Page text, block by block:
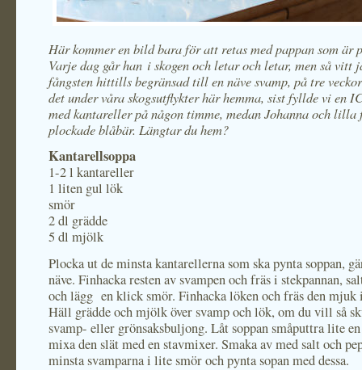
Här kommer en bild bara för att retas med pappan som är
Varje dag går han i skogen och letar och letar, men så vitt
fångsten hittills begränsad till en näve svamp, på tre
det under våra skogsutflykter här hemma, sist fyllde vi en
med kantareller på någon timme, medan Johanna och lilla
plockade blåbär. Längtar du hem?
Kantarellsoppa
1-2 l kantareller
1 liten gul lök
smör
2 dl grädde
5 dl mjölk
Plocka ut de minsta kantarellerna som ska pynta soppan,
näve. Finhacka resten av svampen och fräs i stekpannan,
och lägg en klick smör. Finhacka löken och fräs den
Häll grädde och mjölk över svamp och lök, om du vill så
svamp- eller grönsaksbuljong. Låt soppan småputtra lite
mixa den slät med en stavmixer. Smaka av med salt och
minsta svamparna i lite smör och pynta sopan med dessa.